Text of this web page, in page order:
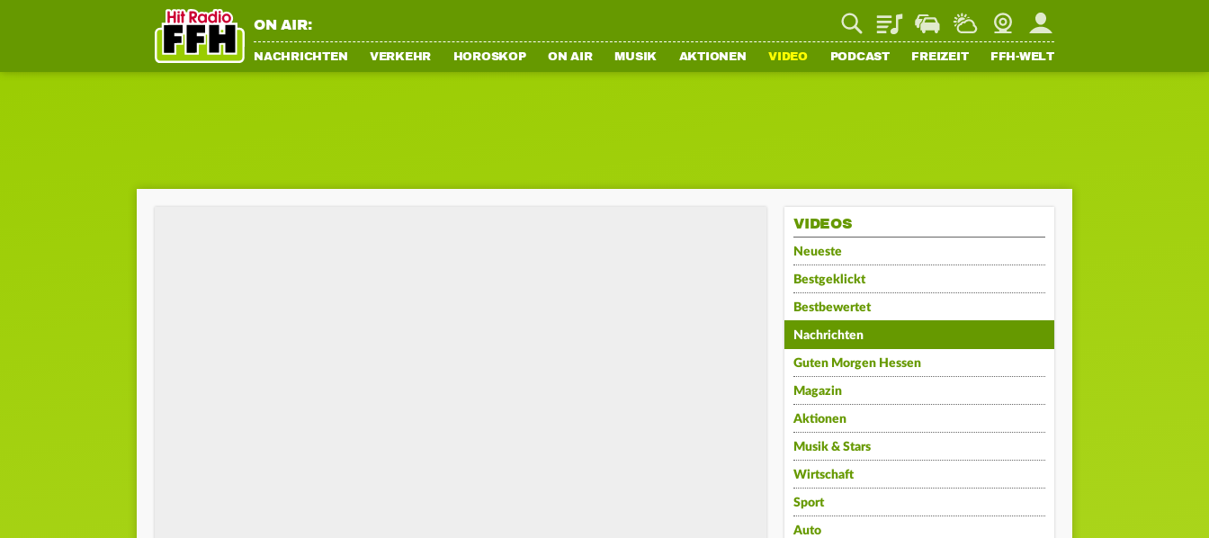
ON AIR: PlaylistStaupilotWetterWebcamMein FFH
NACHRICHTEN VERKEHR HOROSKOP ON AIR MUSIK AKTIONEN VIDEO PODCAST FREIZEIT FFH-WELT
VIDEOS
Neueste
Bestgeklickt
Bestbewertet
Nachrichten
Guten Morgen Hessen
Magazin
Aktionen
Musik & Stars
Wirtschaft
Sport
Auto